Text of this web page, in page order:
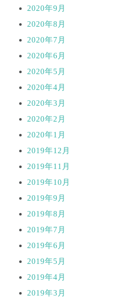
2020年9月
2020年8月
2020年7月
2020年6月
2020年5月
2020年4月
2020年3月
2020年2月
2020年1月
2019年12月
2019年11月
2019年10月
2019年9月
2019年8月
2019年7月
2019年6月
2019年5月
2019年4月
2019年3月